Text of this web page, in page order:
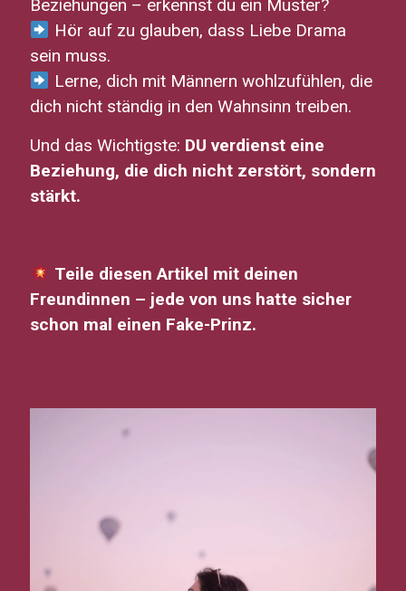
Beziehungen – erkennst du ein Muster?
Hör auf zu glauben, dass Liebe Drama
sein muss.
Lerne, dich mit Männern wohlzufühlen, die
dich nicht ständig in den Wahnsinn treiben.
Und das Wichtigste: DU verdienst eine
Beziehung, die dich nicht zerstört, sondern
stärkt.
Teile diesen Artikel mit deinen
Freundinnen – jede von uns hatte sicher
schon mal einen Fake-Prinz.